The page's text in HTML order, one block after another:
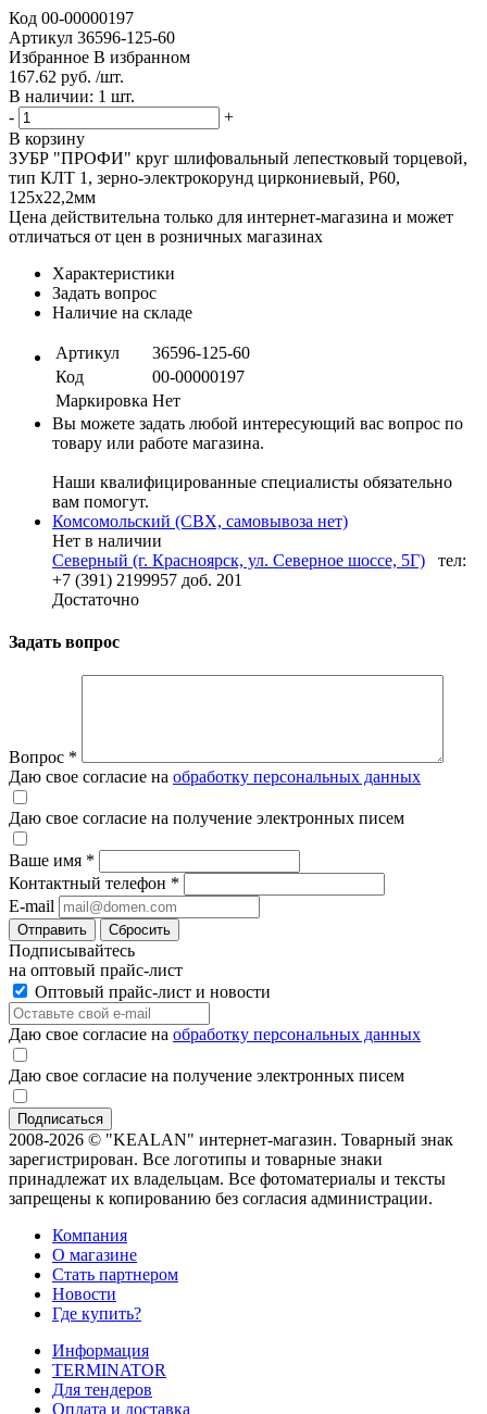
Код 00-00000197
Артикул 36596-125-60
Избранное В избранном
167.62 руб. /шт.
В наличии: 1 шт.
-
+
В корзину
ЗУБР "ПРОФИ" круг шлифовальный лепестковый торцевой,
тип КЛТ 1, зерно-электрокорунд циркониевый, P60,
125х22,2мм
Цена действительна только для интернет-магазина и может
отличаться от цен в розничных магазинах
Характеристики
Задать вопрос
Наличие на складе
Артикул
36596-125-60
Код
00-00000197
Маркировка Нет
Вы можете задать любой интересующий вас вопрос по
товару или работе магазина.
Наши квалифицированные специалисты обязательно
вам помогут.
Комсомольский (СВХ, самовывоза нет)
Нет в наличии
Северный (г. Красноярск, ул. Северное шоссе, 5Г)
тел:
+7 (391) 2199957 доб. 201
Достаточно
Задать вопрос
Вопрос *
Даю свое согласие на обработку персональных данных
Даю свое согласие на получение электронных писем
Ваше имя *
Контактный телефон *
E-mail
Отправить Сбросить
Подписывайтесь
на оптовый прайс-лист
Оптовый прайс-лист и новости
Даю свое согласие на обработку персональных данных
Даю свое согласие на получение электронных писем
2008-2026 © "KEALAN" интернет-магазин. Товарный знак
зарегистрирован. Все логотипы и товарные знаки
принадлежат их владельцам. Все фотоматериалы и тексты
запрещены к копированию без согласия администрации.
Компания
О магазине
Стать партнером
Новости
Где купить?
Информация
TERMINATOR
Для тендеров
Оплата и доставка